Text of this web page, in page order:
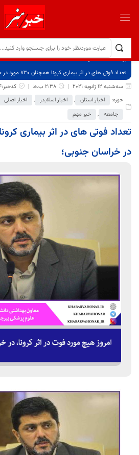
برگ نخست
نوشته‌ها
تعداد فوتی های در اثر بیماری کرونا همچنان 730 مورد در خراسان جنوبی؛
سه‌شنبه 12 ژانویه 2021
2:38 ب.ظ
کدخبر:52034
حوزه:
اخبار استان , اخبار اسلایدر , اخبار اصلی
جامعه , خبر مهم
در خراسان جنوبی؛